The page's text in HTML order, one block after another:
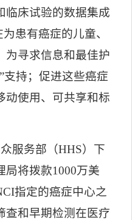
床试验的数据集成
为患有癌症的儿童、
为寻求信息和最佳护
”支持；促进这些癌症
动使用、可共享和标
服务部（HHS）下
局将拨款1000万美
指定的癌症中心之
查和早期检测在医疗